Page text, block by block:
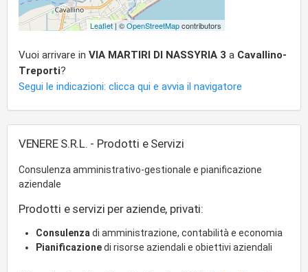
Leaflet| ©OpenStreetMapcontributors
Vuoi arrivare in VIA MARTIRI DI NASSYRIA 3 a Cavallino-
Treporti?
Segui le indicazioni: clicca qui e avvia il navigatore
VENERE S.R.L. - Prodotti e Servizi
Consulenza amministrativo-gestionale e pianificazione
aziendale
Prodotti e servizi per aziende, privati:
Consulenza di amministrazione, contabilità e economia
Pianificazionedi risorse aziendali e obiettivi aziendali